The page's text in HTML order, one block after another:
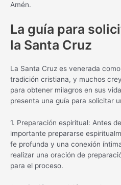
Amén.
La guía para
la Santa Cruz
La Santa Cruz es venerada
tradición cristiana, y muchos
para obtener milagros en sus
presenta una guía para solicitar
1. Preparación espiritual: Antes
importante prepararse
fe profunda y una conexión
realizar una oración de
para el proceso.